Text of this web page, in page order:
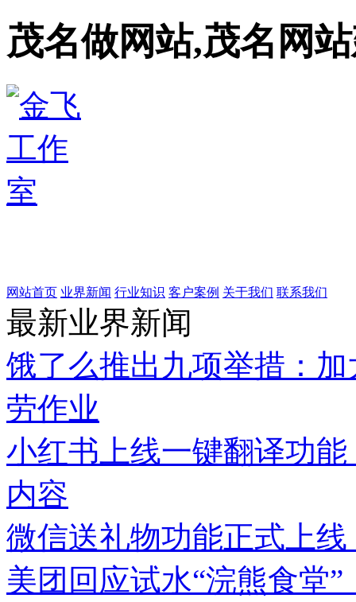
茂名做网站,茂名网
网站首页 业界新闻 行业知识 客户案例 关于我们 联系我们
最新业界新闻
饿了么推出九项举措：
劳作业
小红书上线一键翻译功
内容
微信送礼物功能正式上
美团回应试水“浣熊食堂